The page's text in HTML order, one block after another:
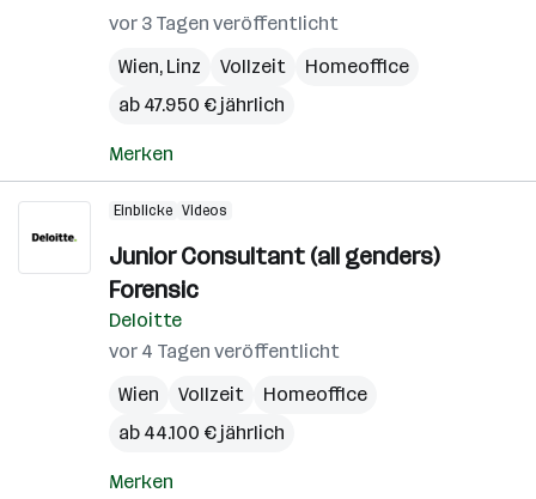
vor 3 Tagen veröffentlicht
Wien, Linz Vollzeit
Homeoffice
ab 47.950 € jährlich
Merken
Einblicke Videos
Junior Consultant (all genders)
Forensic
Deloitte
vor 4 Tagen veröffentlicht
Wien
Vollzeit
Homeoffice
ab 44.100 € jährlich
Merken